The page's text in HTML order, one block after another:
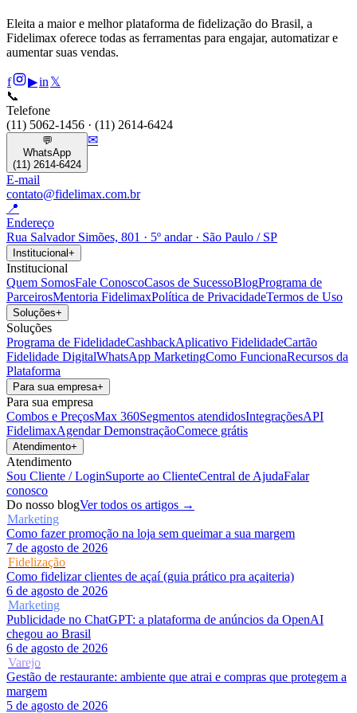
Eleita a maior e melhor plataforma de fidelização do Brasil, a
Fidelimax oferece todas as ferramentas para engajar, automatizar e
aumentar suas vendas.
f ▶in 𝕏
📞
Telefone
(11) 5062-1456 · (11) 2614-6424
💬
WhatsApp
(11) 2614-6424
✉
E-mail
contato@fidelimax.com.br
📍
Endereço
Rua Salvador Simões, 801 · 5º andar · São Paulo / SP
Institucional+
Institucional
Quem SomosFale ConoscoCasos de SucessoBlogPrograma de
ParceirosMentoria FidelimaxPolítica de PrivacidadeTermos de Uso
Soluções+
Soluções
Programa de FidelidadeCashbackAplicativo FidelidadeCartão
Fidelidade DigitalWhatsApp MarketingComo FuncionaRecursos da
Plataforma
Para sua empresa+
Para sua empresa
Combos e PreçosMax 360Segmentos atendidosIntegraçõesAPI
FidelimaxAgendar DemonstraçãoComece grátis
Atendimento+
Atendimento
Sou Cliente / LoginSuporte ao ClienteCentral de AjudaFalar
conosco
Do nosso blogVer todos os artigos →
Marketing
Como fazer promoção na loja sem queimar a sua margem
7 de agosto de 2026
Fidelização
Como fidelizar clientes de açaí (guia prático pra açaiteria)
6 de agosto de 2026
Marketing
Publicidade no ChatGPT: a plataforma de anúncios da OpenAI
chegou ao Brasil
6 de agosto de 2026
Varejo
Gestão de restaurante: ambiente que atrai e compras que protegem a
margem
5 de agosto de 2026